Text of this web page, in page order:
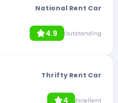
National Rent Car
4.9 Outstanding
Thrifty Rent Car
4 Excellent